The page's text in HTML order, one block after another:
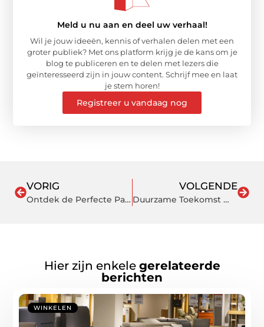
Meld u nu aan en deel uw verhaal!
Wil je jouw ideeën, kennis of verhalen delen met een
groter publiek? Met ons platform krijg je de kans om je
blog te publiceren en te delen met lezers die
geïnteresseerd zijn in jouw content. Schrijf mee en laat
je stem horen!
Registreer u vandaag nog
VORIG
Ontdek de Perfecte Pasvorm – Orthopedische Schoenen in Doetinchem
VOLGENDE
Duurzame Toekomst met Oud Papier in Berkel en Rodenrijs
Hier zijn enkele gerelateerde
berichten
WINKELEN